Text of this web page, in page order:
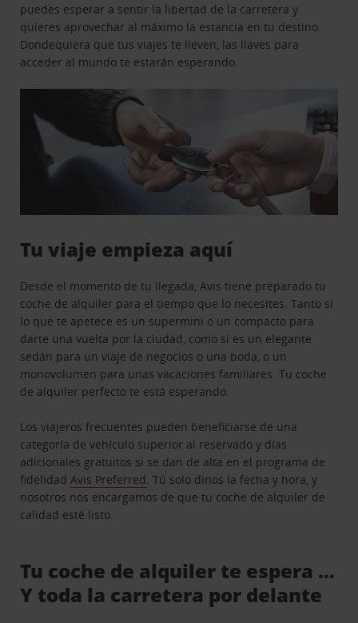
puedes esperar a sentir la libertad de la carretera y
quieres aprovechar al máximo la estancia en tu destino.
Dondequiera que tus viajes te lleven, las llaves para
acceder al mundo te estarán esperando.
Tu viaje empieza aquí
Desde el momento de tu llegada, Avis tiene preparado tu
coche de alquiler para el tiempo que lo necesites. Tanto si
lo que te apetece es un supermini o un compacto para
darte una vuelta por la ciudad, como si es un elegante
sedán para un viaje de negocios o una boda, o un
monovolumen para unas vacaciones familiares. Tu coche
de alquiler perfecto te está esperando.
Los viajeros frecuentes pueden beneficiarse de una
categoría de vehículo superior al reservado y días
adicionales gratuitos si se dan de alta en el programa de
fidelidadAvis Preferred. Tú solo dinos la fecha y hora, y
nosotros nos encargamos de que tu coche de alquiler de
calidad esté listo.
Tu coche de alquiler te espera …
Y toda la carretera por delante